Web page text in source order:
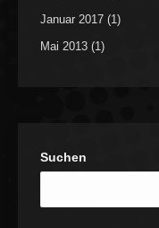
Januar 2017 (1)
Mai 2013 (1)
Suchen